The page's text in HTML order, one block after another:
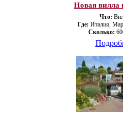
Новая вилла
Что:
Где: Италия,
Сколько: